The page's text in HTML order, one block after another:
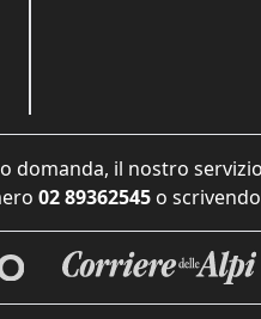
domanda, il nostro
02 89362545 o